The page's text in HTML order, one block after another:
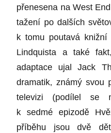
přenesena na West
tažení po dalších
k tomu poutavá knižní
Lindquista a také
adaptace ujal Jack
dramatik, známý svou
televizi (podílel se
k sedmé epizodě
příběhu jsou dvě